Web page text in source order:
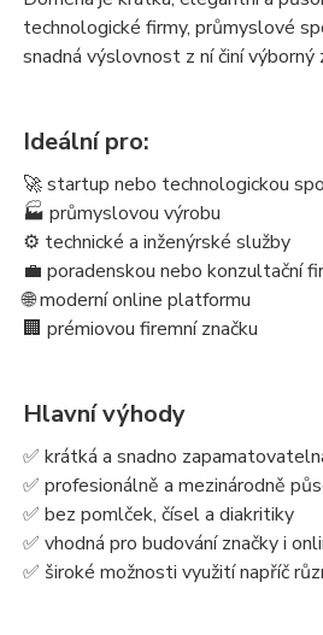
technologické firmy, průmyslové
snadná výslovnost z ní činí
Ideální pro:
🚀 startup nebo technologickou
🏭 průmyslovou výrobu
⚙️ technické a inženýrské služby
💼 poradenskou nebo konzultační
🌐 moderní online platformu
🏢 prémiovou firemní značku
Hlavní výhody
✅ krátká a snadno
✅ profesionálně a mezinárodně
✅ bez pomlček, čísel a diakritiky
✅ vhodná pro budování značky i
✅ široké možnosti využití napříč